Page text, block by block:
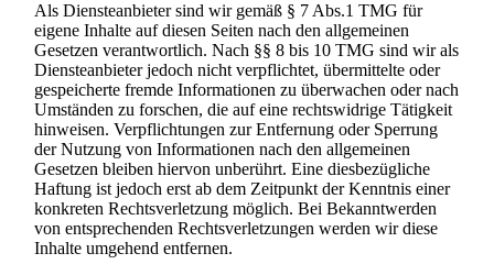
Als Diensteanbieter sind wir gemäß § 7 Abs.1 TMG für
eigene Inhalte auf diesen Seiten nach den allgemeinen
Gesetzen verantwortlich. Nach §§ 8 bis 10 TMG sind wir als
Diensteanbieter jedoch nicht verpflichtet, übermittelte oder
gespeicherte fremde Informationen zu überwachen oder nach
Umständen zu forschen, die auf eine rechtswidrige Tätigkeit
hinweisen. Verpflichtungen zur Entfernung oder Sperrung
der Nutzung von Informationen nach den allgemeinen
Gesetzen bleiben hiervon unberührt. Eine diesbezügliche
Haftung ist jedoch erst ab dem Zeitpunkt der Kenntnis einer
konkreten Rechtsverletzung möglich. Bei Bekanntwerden
von entsprechenden Rechtsverletzungen werden wir diese
Inhalte umgehend entfernen.